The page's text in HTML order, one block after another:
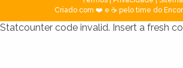
Criado com ❤️ e ☕ pelo time do
Statcounter code invalid. Insert a fresh